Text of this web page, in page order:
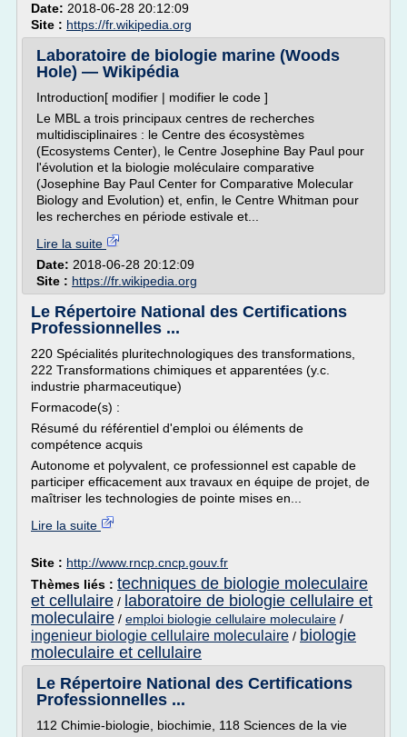
Date: 2018-06-28 20:12:09
Site : https://fr.wikipedia.org
Laboratoire de biologie marine (Woods
Hole) — Wikipédia
Introduction[ modifier | modifier le code ]
Le MBL a trois principaux centres de recherches
multidisciplinaires : le Centre des écosystèmes
(Ecosystems Center), le Centre Josephine Bay Paul pour
l'évolution et la biologie moléculaire comparative
(Josephine Bay Paul Center for Comparative Molecular
Biology and Evolution) et, enfin, le Centre Whitman pour
les recherches en période estivale et...
Lire la suite
Date: 2018-06-28 20:12:09
Site : https://fr.wikipedia.org
Le Répertoire National des Certifications
Professionnelles ...
220 Spécialités pluritechnologiques des transformations,
222 Transformations chimiques et apparentées (y.c.
industrie pharmaceutique)
Formacode(s) :
Résumé du référentiel d'emploi ou éléments de
compétence acquis
Autonome et polyvalent, ce professionnel est capable de
participer efficacement aux travaux en équipe de projet, de
maîtriser les technologies de pointe mises en...
Lire la suite
Site : http://www.rncp.cncp.gouv.fr
Thèmes liés : techniques de biologie moleculaire
et cellulaire / laboratoire de biologie cellulaire et
moleculaire / emploi biologie cellulaire moleculaire /
ingenieur biologie cellulaire moleculaire / biologie
moleculaire et cellulaire
Le Répertoire National des Certifications
Professionnelles ...
112 Chimie-biologie, biochimie, 118 Sciences de la vie